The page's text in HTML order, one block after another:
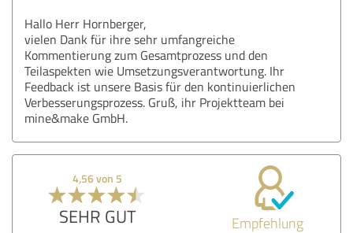
Hallo Herr Hornberger,
vielen Dank für ihre sehr umfangreiche
Kommentierung zum Gesamtprozess und den
Teilaspekten wie Umsetzungsverantwortung. Ihr
Feedback ist unsere Basis für den kontinuierlichen
Verbesserungsprozess. Gruß, ihr Projektteam bei
mine&make GmbH.
4,56 von 5
SEHR GUT Empfehlung